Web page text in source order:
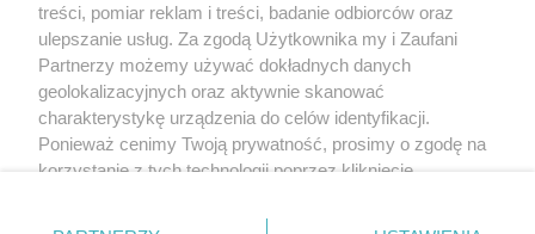
O nas
treści, pomiar reklam i treści, badanie odbiorców oraz
ulepszanie usług. Za zgodą Użytkownika my i Zaufani
Partnerzy możemy używać dokładnych danych
geolokalizacyjnych oraz aktywnie skanować
charakterystykę urządzenia do celów identyfikacji.
Ponieważ cenimy Twoją prywatność, prosimy o zgodę na
korzystanie z tych technologii poprzez kliknięcie
zmienić/wycofać klikając przycisk ustawień prywatności